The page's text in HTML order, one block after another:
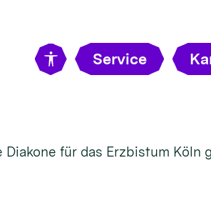
Service
Diakone für das Erzbistum Köln